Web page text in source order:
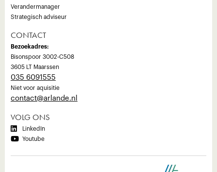
Verandermanager
Strategisch adviseur
CONTACT
Bezoekadres:
Bisonspoor 3002-C508
3605 LT Maarssen
035 6091555
Niet voor aquisitie
‍contact@arlande.nl
VOLG ONS
 LinkedIn
 Youtube